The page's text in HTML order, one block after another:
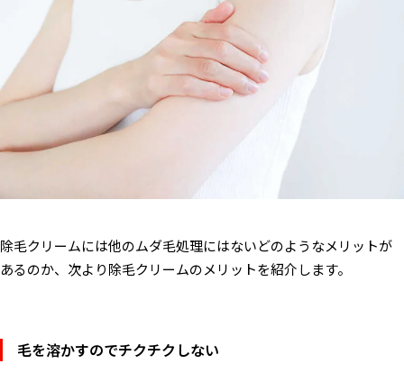
除毛クリームには他のムダ毛処理にはないどのようなメリットが
あるのか、次より除毛クリームのメリットを紹介します。
毛を溶かすのでチクチクしない